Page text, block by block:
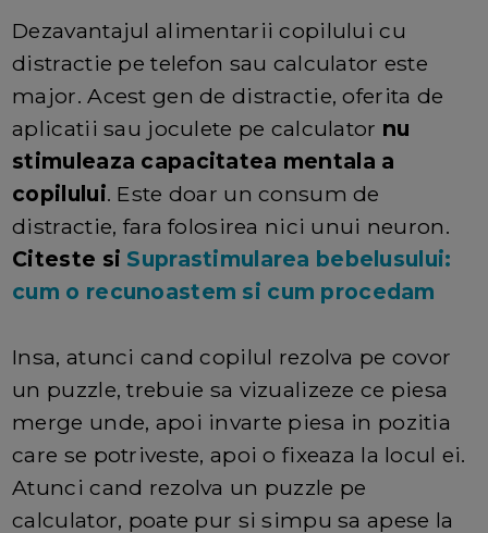
Dezavantajul alimentarii copilului cu
distractie pe telefon sau calculator este
major. Acest gen de distractie, oferita de
aplicatii sau joculete pe calculator nu
stimuleaza capacitatea mentala a
copilului. Este doar un consum de
distractie, fara folosirea nici unui neuron.
Citeste si Suprastimularea bebelusului:
cum o recunoastem si cum procedam
Insa, atunci cand copilul rezolva pe covor
un puzzle, trebuie sa vizualizeze ce piesa
merge unde, apoi invarte piesa in pozitia
care se potriveste, apoi o fixeaza la locul ei.
Atunci cand rezolva un puzzle pe
calculator, poate pur si simpu sa apese la